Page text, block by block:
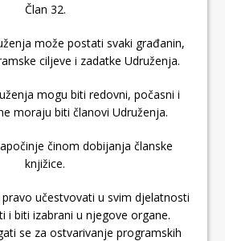
Član 32.
može postati svaki građanin,
ciljeve i zadatke Udruženja.
mogu biti redovni, počasni i
moraju biti članovi Udruženja.
činom dobijanja članske
knjižice.
učestvovati u svim djelatnosti
i biti izabrani u njegove organe.
se za ostvarivanje programskih